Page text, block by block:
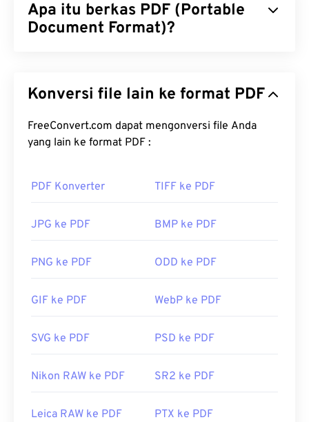
Apa itu berkas PDF (Portable
Document Format)?
dokumen teks dan gambar grafis, menjadikannya
digunakan saat ini. Alasan PDF begitu populer
adalah karena dapat mempertahankan format
PDF?
Kebanyakan orang langsung membuka
saja merupakan
pembaca PDF gratis terpopuler
menurut saya programnya agak rumit dengan
perlukan atau inginkan.
Firefox, dapat membuka PDF sendiri. Anda
Konversi file lain ke format PDF
FreeConvert.com dapat mengonversi file Anda
yang lain ke format PDF :
PDF Konverter TIFF ke PDF
JPG ke PDF BMP ke PDF
PNG ke PDF ODD ke PDF
GIF ke PDF WebP ke PDF
SVG ke PDF PSD ke PDF
Nikon RAW ke PDF SR2 ke PDF
Leica RAW ke PDF PTX ke PDF